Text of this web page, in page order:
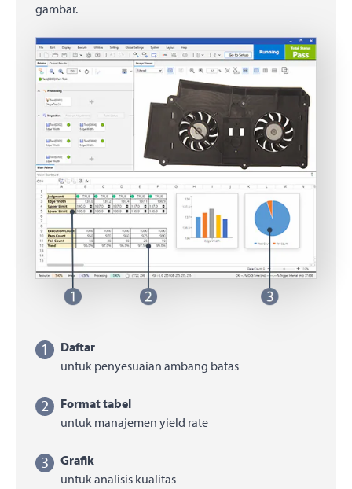
gambar.
1
Daftar
untuk penyesuaian ambang batas
2
Format tabel
untuk manajemen yield rate
3
Grafik
untuk analisis kualitas